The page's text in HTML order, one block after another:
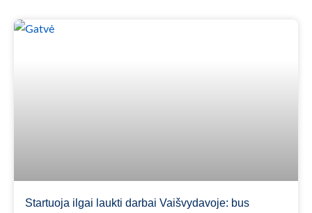
Startuoja ilgai laukti darbai Vaišvydavoje: bus